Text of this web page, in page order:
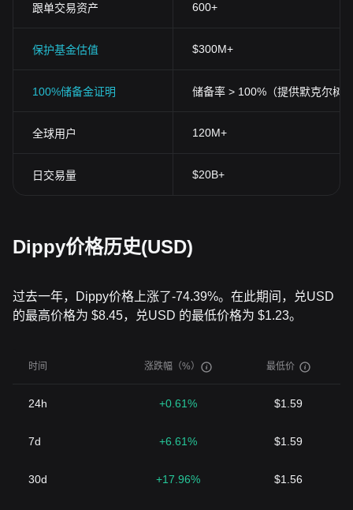
跟单交易资产 600+
保护基金估值 $300M+
100%储备金证明 储备率 > 100%（提供默克尔树
全球用户 120M+
日交易量 $20B+
Dippy价格历史(USD)
过去一年，Dippy价格上涨了-74.39%。在此期间，兑USD
的最高价格为 $8.45，兑USD 的最低价格为 $1.23。
时间 涨跌幅（%） 最低价
24h +0.61% $1.59
7d +6.61% $1.59
30d +17.96% $1.56